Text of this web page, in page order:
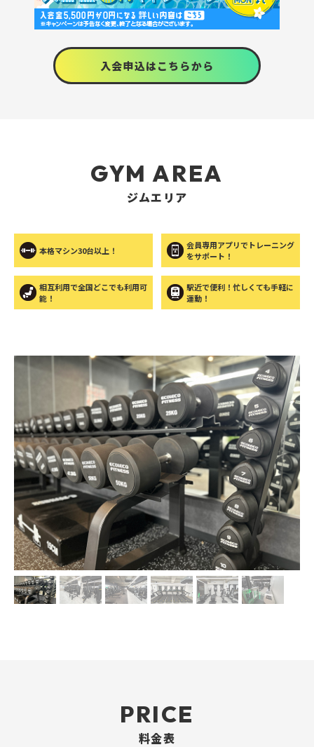
入会申込はこちらから
GYM AREA
ジムエリア
本格マシン30台以上！
会員専用アプリでトレーニング
をサポート！
相互利用で全国どこでも利用可
能！
駅近で便利！忙しくても手軽に
運動！
PRICE
料金表